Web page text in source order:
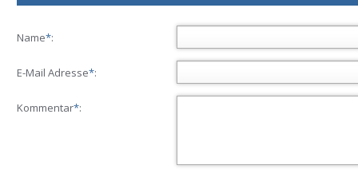
Name*:
E-Mail Adresse*:
Kommentar*: